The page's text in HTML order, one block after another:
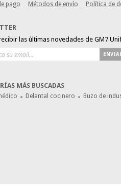
pago Métodos de envío Política de
las últimas novedades de GM7
MÁS BUSCADAS
Delantal cocinero Buzo de